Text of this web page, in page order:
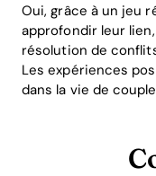
Oui, grâce à un jeu
approfondir leur
résolution de
Les expériences
dans la vie de